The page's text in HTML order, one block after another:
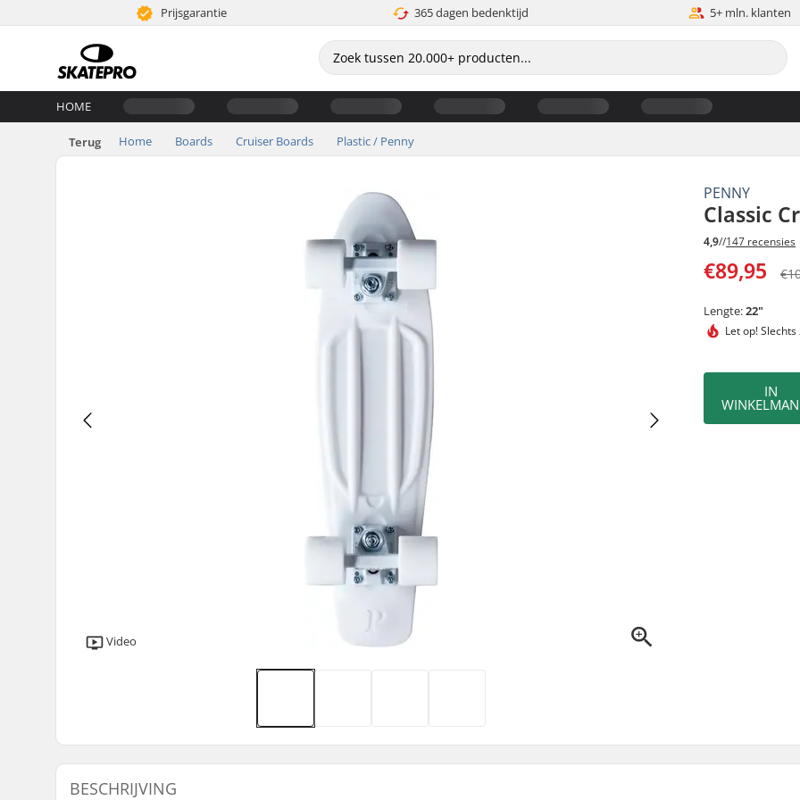
Prijsgarantie 365 dagen bedenktijd 5+ mln. klanten
HOME
Terug Home Boards Cruiser Boards Plastic / Penny
PENNY
Classic
4,9//147 recensies
€89,95
Video
Lengte:22"
Let op!
IN
BESCHRIJVING